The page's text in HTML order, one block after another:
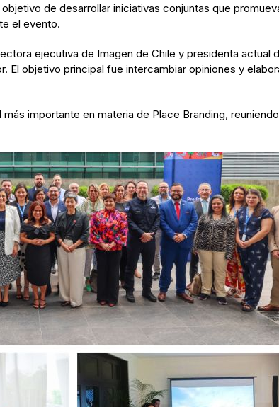
de desarrollar iniciativas conjuntas que
el evento.
ejecutiva de Imagen de Chile y presidenta actual
objetivo principal fue intercambiar opiniones y
importante en materia de Place Branding,